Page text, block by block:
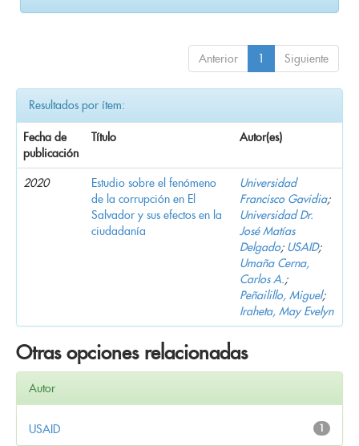
Anterior 1 Siguiente
Resultados por ítem:
Fecha de
publicación
Título Autor(es)
2020
Estudio sobre el fenómeno
de la corrupción en El
Salvador y sus efectos en la
ciudadanía
Universidad
Francisco Gavidia;
Universidad Dr.
José Matías
Delgado; USAID;
Umaña Cerna,
Carlos A.;
Peñailillo, Miguel;
Iraheta, May Evelyn
Otras opciones relacionadas
Autor
1
USAID